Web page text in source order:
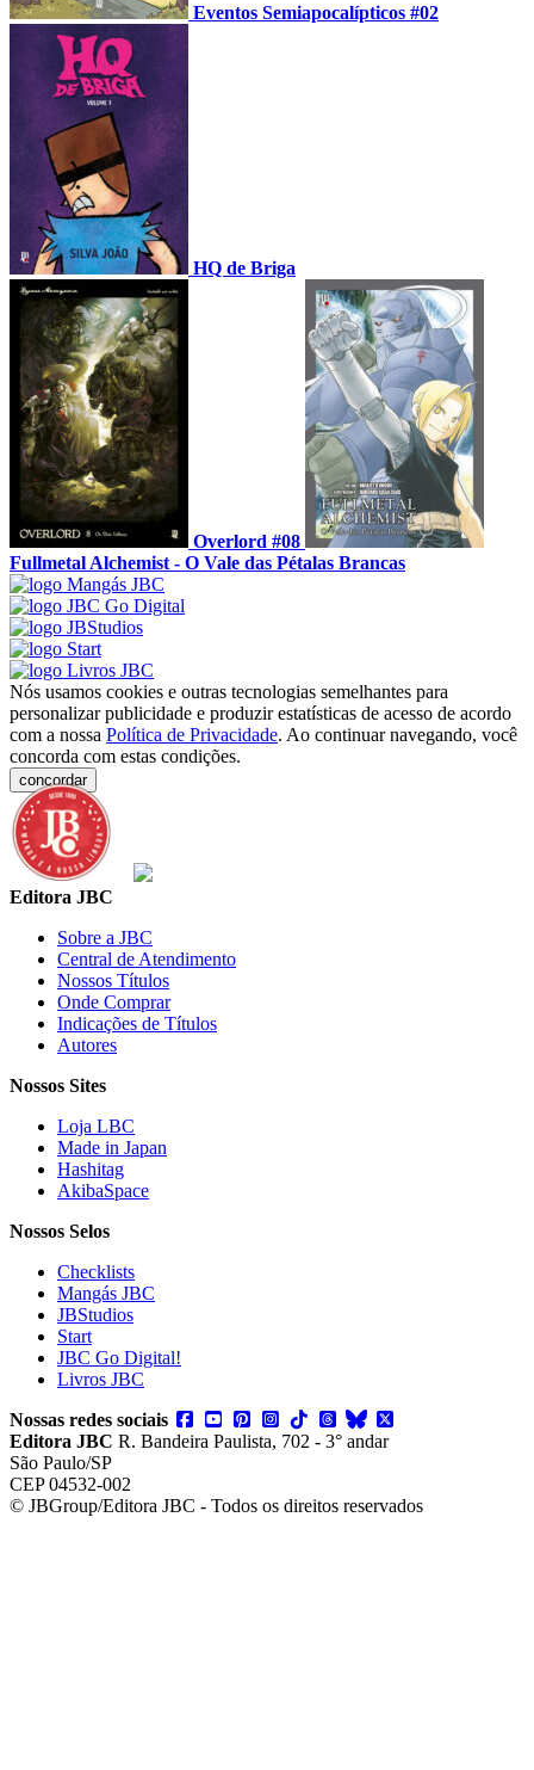
Eventos Semiapocalípticos #02
HQ de Briga
Overlord #08
Fullmetal Alchemist - O Vale das Pétalas Brancas
Nós usamos cookies e outras tecnologias semelhantes para
personalizar publicidade e produzir estatísticas de acesso de acordo
com a nossa Política de Privacidade. Ao continuar navegando, você
concorda com estas condições.
concordar
Editora JBC
Sobre a JBC
Central de Atendimento
Nossos Títulos
Onde Comprar
Indicações de Títulos
Autores
Nossos Sites
Loja LBC
Made in Japan
Hashitag
AkibaSpace
Nossos Selos
Checklists
Mangás JBC
JBStudios
Start
JBC Go Digital!
Livros JBC
Nossas redes sociais
Editora JBC R. Bandeira Paulista, 702 - 3° andar
São Paulo/SP
CEP 04532-002
© JBGroup/Editora JBC - Todos os direitos reservados